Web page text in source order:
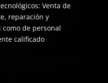
Venta de
reparación y
de personal
calificado